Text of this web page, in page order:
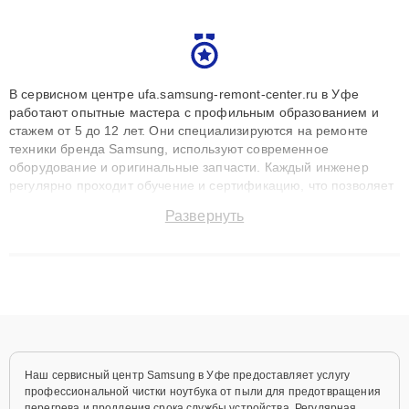
В сервисном центре ufa.samsung-remont-center.ru в Уфе
работают опытные мастера с профильным образованием и
стажем от 5 до 12 лет. Они специализируются на ремонте
техники бренда Samsung, используют современное
оборудование и оригинальные запчасти. Каждый инженер
регулярно проходит обучение и сертификацию, что позволяет
технику с сохранением гарантии до 3 лет. Наши мастера
Развернуть
Наш сервисный центр Samsung в Уфе предоставляет услугу
профессиональной чистки ноутбука от пыли для предотвращения